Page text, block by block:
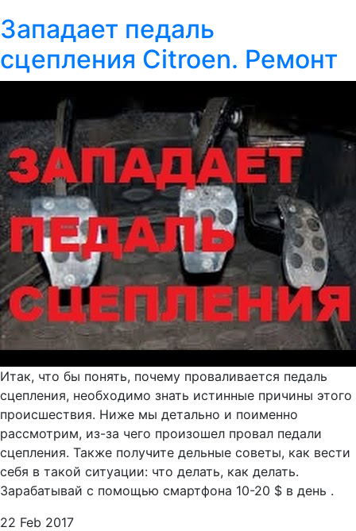
Западает педаль
сцепления Citroen. Ремонт
Итак, что бы понять, почему проваливается педаль
сцепления, необходимо знать истинные причины этого
происшествия. Ниже мы детально и поименно
рассмотрим, из-за чего произошел провал педали
сцепления. Также получите дельные советы, как вести
себя в такой ситуации: что делать, как делать.
Зарабатывай с помощью смартфона 10-20 $ в день .
22 Feb 2017